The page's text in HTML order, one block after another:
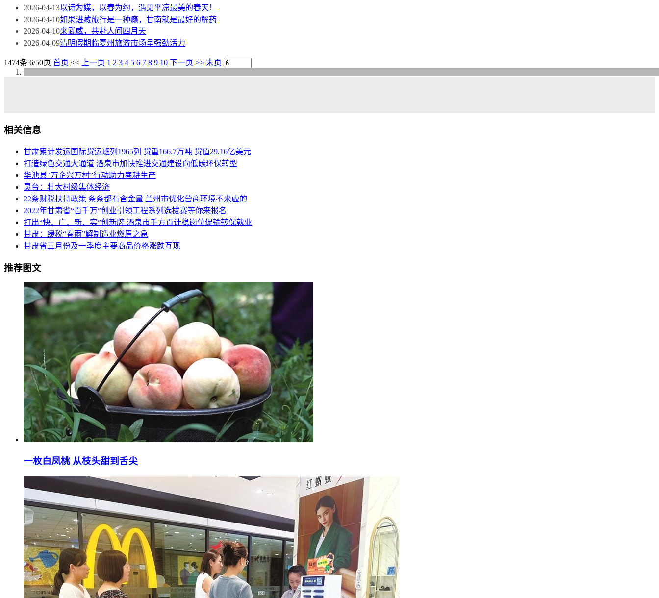
2026-04-13以诗为媒，以春为约，遇见平凉最美的春天！
2026-04-10如果进藏旅行是一种瘾，甘南就是最好的解药
2026-04-10来武威，共赴人间四月天
2026-04-09清明假期临夏州旅游市场呈强劲活力
1474条 6/50页 首页 << 上一页 1 2 3 4 5 6 7 8 9 10 下一页 >> 末页
相关信息
甘肃累计发运国际货运班列1965列 货重166.7万吨 货值29.16亿美元
打造绿色交通大通道 酒泉市加快推进交通建设向低碳环保转型
华池县“万企兴万村”行动助力春耕生产
灵台：壮大村级集体经济
22条财税扶持政策 条条都有含金量 兰州市优化营商环境不来虚的
2022年甘肃省“百千万”创业引领工程系列选拔赛等你来报名
打出“快、广、新、实”创新牌 酒泉市千方百计稳岗位促输转保就业
甘肃：缓税“春雨”解制造业燃眉之急
甘肃省三月份及一季度主要商品价格涨跌互现
推荐图文
一枚白凤桃 从枝头甜到舌尖